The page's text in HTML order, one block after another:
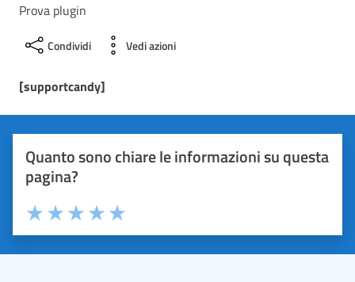
Prova plugin
Condividi Vedi azioni
[supportcandy]
Quanto sono chiare le informazioni su questa
pagina?
Valuta 5 stelle su 5
Valuta 4 stelle su 5
Valuta 3 stelle su 5
Valuta 2 stelle su 5
Valuta 1 stelle su 5